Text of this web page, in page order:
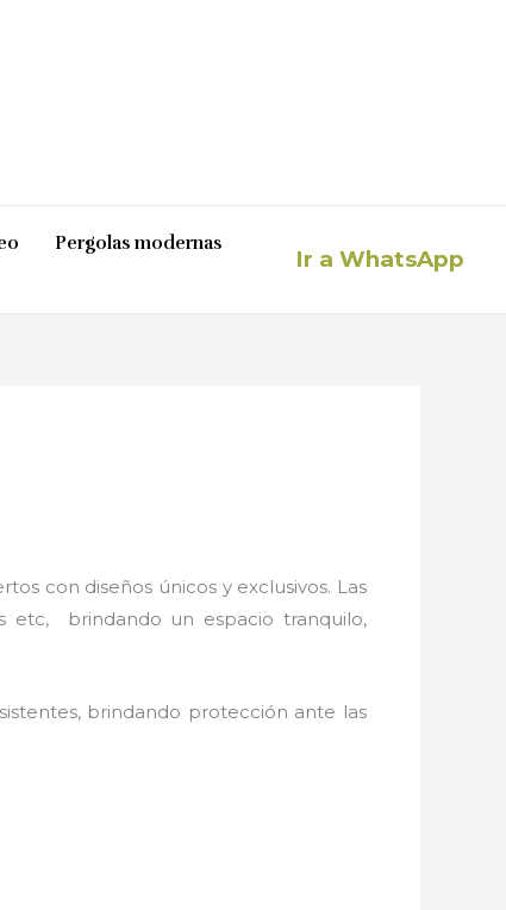
Pergolas modernas
Ir a WhatsApp
con diseños únicos y exclusivos. Las
etc, brindando un espacio tranquilo,
brindando protección ante las